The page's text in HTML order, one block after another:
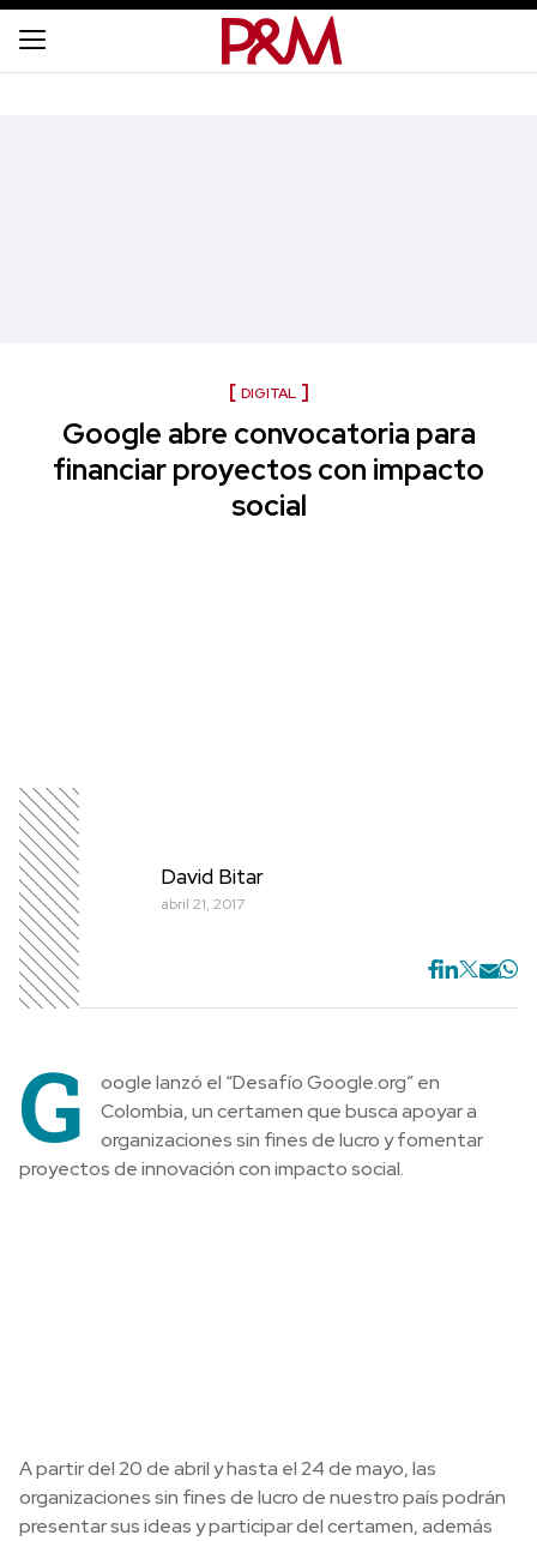
DIGITAL
Google abre convocatoria para
financiar proyectos con impacto
social
David Bitar
abril 21, 2017
G
oogle lanzó el “Desafío Google.org” en
Colombia, un certamen que busca apoyar a
organizaciones sin fines de lucro y fomentar
proyectos de innovación con impacto social.
A partir del 20 de abril y hasta el 24 de mayo, las
organizaciones sin fines de lucro de nuestro país podrán
presentar sus ideas y participar del certamen, además